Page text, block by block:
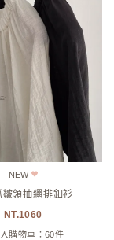
NEW
皺領抽繩排釦衫
1060
購物車：60件